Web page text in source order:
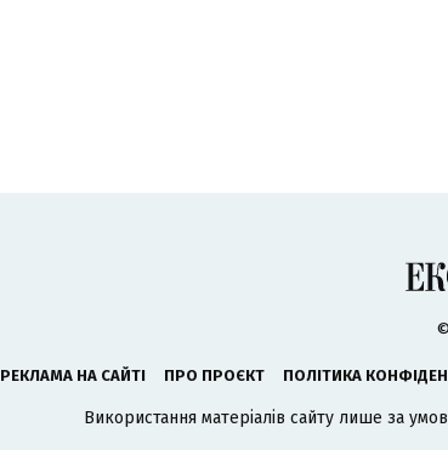
РЕКЛАМА НА САЙТІ ПРО ПРОЄКТ ПОЛІТИКА
Використання матеріалів сайту лише за